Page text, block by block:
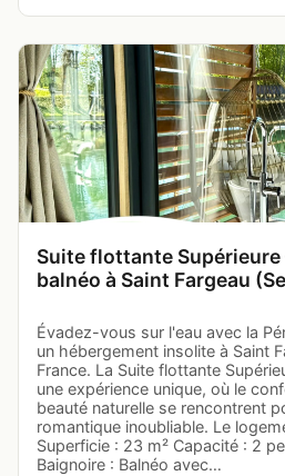
Suite flottante
balnéo à Saint Fargeau
Évadez-vous sur l'eau avec la
un hébergement insolite à Saint
France. La Suite flottante
une expérience unique, où le
beauté naturelle se rencontrent
romantique inoubliable. Le
Superficie : 23 m² Capacité : 2
Baignoire : Balnéo avec…